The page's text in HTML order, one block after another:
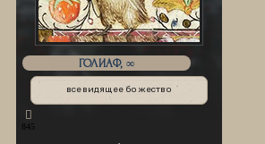
ГОЛИАФ, ∞
всевидящее божество
845